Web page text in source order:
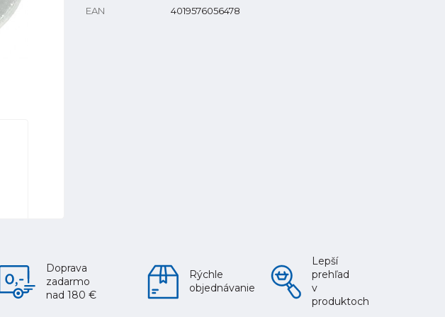
EAN
4019576056478
Doprava
zadarmo
nad 180 €
Rýchle
objednávanie
Lepší
prehľad
v
produktoch